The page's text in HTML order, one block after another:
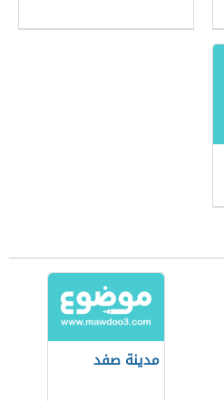
مدينة صفد